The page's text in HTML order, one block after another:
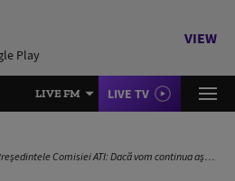
Play
VIEW
LIVE FM LIVE TV
Comisiei ATI: Dacă vom continua așa, vom ajunge într-o situație dramatică. Nicio regulă nu se respectă fără pedepse